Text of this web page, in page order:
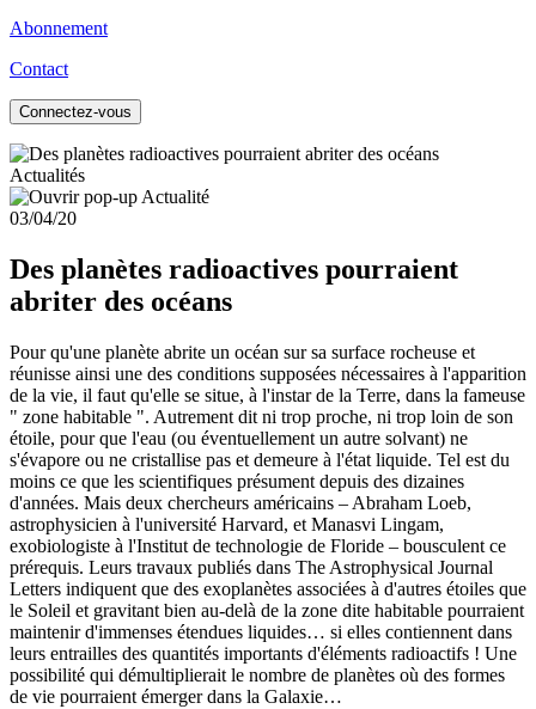
Abonnement
Contact
Connectez-vous
Actualités
03/04/20
Des planètes radioactives pourraient
abriter des océans
Pour qu'une planète abrite un océan sur sa surface rocheuse et
réunisse ainsi une des conditions supposées nécessaires à l'apparition
de la vie, il faut qu'elle se situe, à l'instar de la Terre, dans la fameuse
" zone habitable ". Autrement dit ni trop proche, ni trop loin de son
étoile, pour que l'eau (ou éventuellement un autre solvant) ne
s'évapore ou ne cristallise pas et demeure à l'état liquide. Tel est du
moins ce que les scientifiques présument depuis des dizaines
d'années. Mais deux chercheurs américains – Abraham Loeb,
astrophysicien à l'université Harvard, et Manasvi Lingam,
exobiologiste à l'Institut de technologie de Floride – bousculent ce
prérequis. Leurs travaux publiés dans The Astrophysical Journal
Letters indiquent que des exoplanètes associées à d'autres étoiles que
le Soleil et gravitant bien au-delà de la zone dite habitable pourraient
maintenir d'immenses étendues liquides… si elles contiennent dans
leurs entrailles des quantités importants d'éléments radioactifs ! Une
possibilité qui démultiplierait le nombre de planètes où des formes
de vie pourraient émerger dans la Galaxie…